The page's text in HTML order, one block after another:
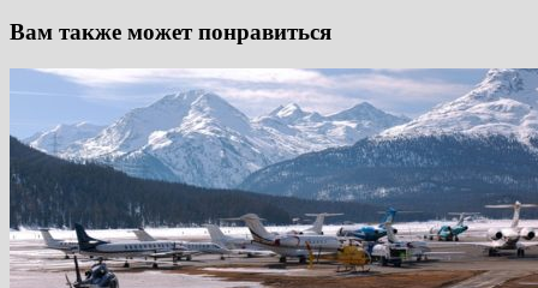
Вам также может понравиться